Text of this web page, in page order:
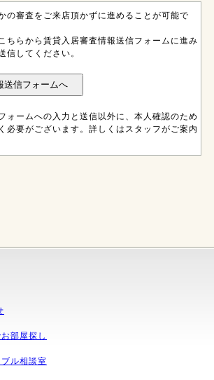
の審査をご来店頂かずに進めることが可能で
ちらから賃貸入居審査情報送信フォームに進み
信してください。
ォームへの入力と送信以外に、本人確認のため
必要がございます。詳しくはスタッフがご案内
部屋探し
ル相談室